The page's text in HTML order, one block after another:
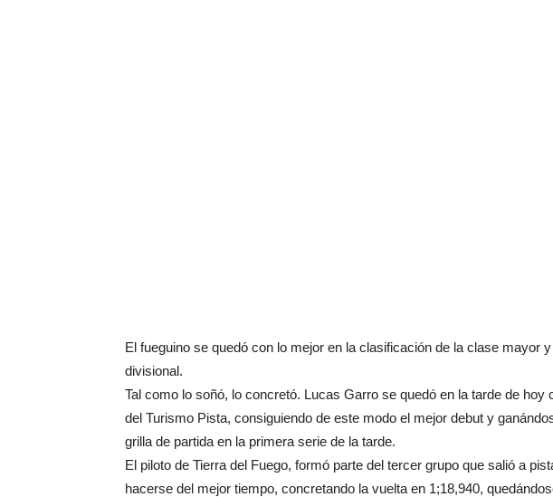
El fueguino se quedó con lo mejor en la clasificación de la clase mayor
divisional.
Tal como lo soñó, lo concretó. Lucas Garro se quedó en la tarde de hoy
del Turismo Pista, consiguiendo de este modo el mejor debut y
grilla de partida en la primera serie de la tarde.
El piloto de Tierra del Fuego, formó parte del tercer grupo que salió a
hacerse del mejor tiempo, concretando la vuelta en 1;18,940,